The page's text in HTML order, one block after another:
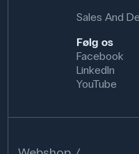
Sales And
Følg os
Facebook
LinkedIn
YouTube